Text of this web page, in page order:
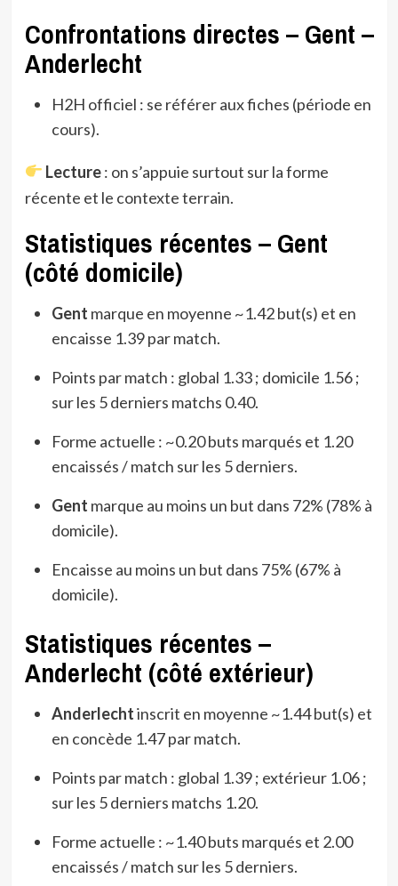
Confrontations directes – Gent –
Anderlecht
H2H officiel : se référer aux fiches (période en
cours).
Lecture: on s’appuie surtout sur la forme
récente et le contexte terrain.
Statistiques récentes – Gent
(côté domicile)
Gent marque en moyenne ~1.42 but(s) et en
encaisse 1.39 par match.
Points par match : global 1.33 ; domicile 1.56 ;
sur les 5 derniers matchs 0.40.
Forme actuelle : ~0.20 buts marqués et 1.20
encaissés / match sur les 5 derniers.
Gent marque au moins un but dans 72% (78% à
domicile).
Encaisse au moins un but dans 75% (67% à
domicile).
Statistiques récentes –
Anderlecht (côté extérieur)
Anderlechtinscrit en moyenne ~1.44 but(s) et
en concède 1.47 par match.
Points par match : global 1.39 ; extérieur 1.06 ;
sur les 5 derniers matchs 1.20.
Forme actuelle : ~1.40 buts marqués et 2.00
encaissés / match sur les 5 derniers.